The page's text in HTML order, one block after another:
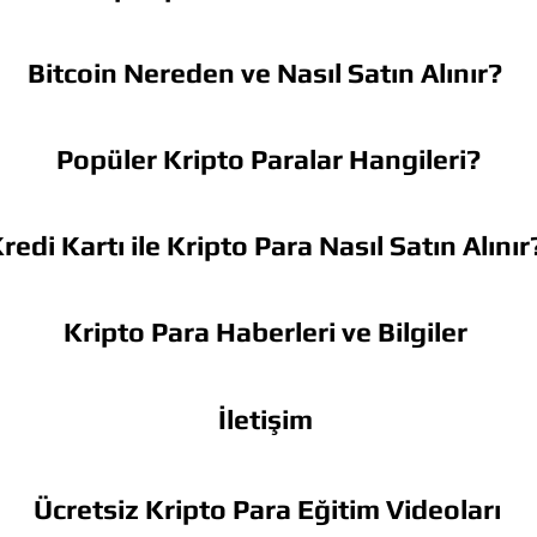
Bitcoin Nereden ve Nasıl Satın Alınır?
Popüler Kripto Paralar Hangileri?
Kartı ile Kripto Para Nasıl Satın
Kripto Para Haberleri ve Bilgiler
İletişim
Ücretsiz Kripto Para Eğitim Videoları